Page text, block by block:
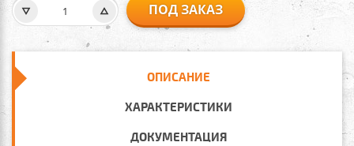
ПОД ЗАКАЗ
ОПИСАНИЕ
ХАРАКТЕРИСТИКИ
ДОКУМЕНТАЦИЯ